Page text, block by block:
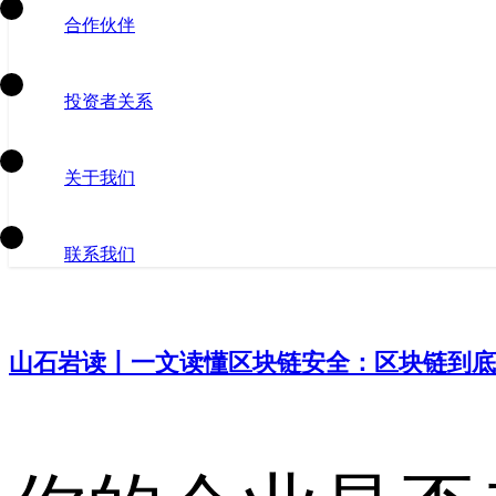
合作伙伴
投资者关系
关于我们
联系我们
山石岩读丨一文读懂区块链安全：区块链到